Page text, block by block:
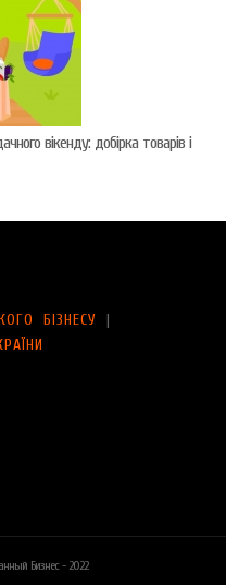
вікенду: добірка товарів і
БІЗНЕСУ |
Бизнес - 2022